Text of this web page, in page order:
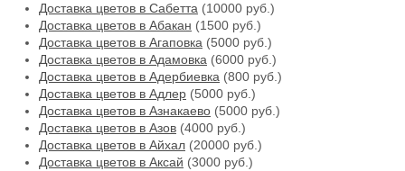
Доставка цветов в Cабетта (10000 руб.)
Доставка цветов в Абакан (1500 руб.)
Доставка цветов в Агаповка (5000 руб.)
Доставка цветов в Адамовка (6000 руб.)
Доставка цветов в Адербиевка (800 руб.)
Доставка цветов в Адлер (5000 руб.)
Доставка цветов в Азнакаево (5000 руб.)
Доставка цветов в Азов (4000 руб.)
Доставка цветов в Айхал (20000 руб.)
Доставка цветов в Аксай (3000 руб.)